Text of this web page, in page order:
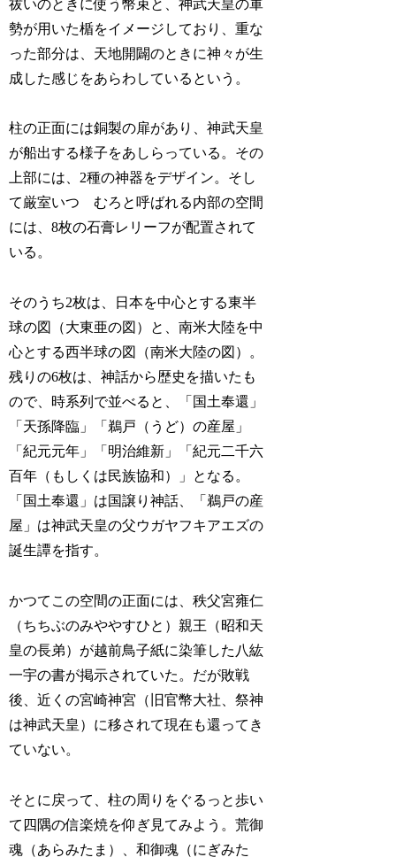
祓いのときに使う幣束と、神武天皇の軍
勢が用いた楯をイメージしており、重な
った部分は、天地開闢のときに神々が生
成した感じをあらわしているという。
柱の正面には銅製の扉があり、神武天皇
が船出する様子をあしらっている。その
上部には、2種の神器をデザイン。そし
て厳室いつ むろと呼ばれる内部の空間
には、8枚の石膏レリーフが配置されて
いる。
そのうち2枚は、日本を中心とする東半
球の図（大東亜の図）と、南米大陸を中
心とする西半球の図（南米大陸の図）。
残りの6枚は、神話から歴史を描いたも
ので、時系列で並べると、「国土奉還」
「天孫降臨」「鵜戸（うど）の産屋」
「紀元元年」「明治維新」「紀元二千六
百年（もしくは民族協和）」となる。
「国土奉還」は国譲り神話、「鵜戸の産
屋」は神武天皇の父ウガヤフキアエズの
誕生譚を指す。
かつてこの空間の正面には、秩父宮雍仁
（ちちぶのみややすひと）親王（昭和天
皇の長弟）が越前鳥子紙に染筆した八紘
一宇の書が掲示されていた。だが敗戦
後、近くの宮崎神宮（旧官幣大社、祭神
は神武天皇）に移されて現在も還ってき
ていない。
そとに戻って、柱の周りをぐるっと歩い
て四隅の信楽焼を仰ぎ見てみよう。荒御
魂（あらみたま）、和御魂（にぎみた